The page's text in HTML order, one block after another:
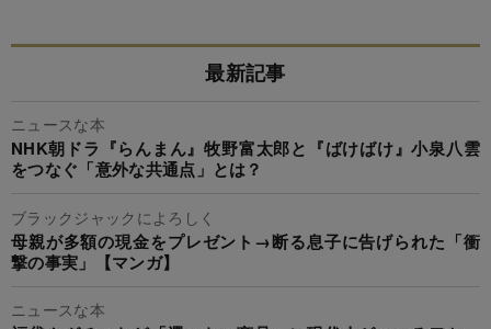
最新記事
ニュースな本
NHK朝ドラ『らんまん』牧野富太郎と『ばけばけ』小泉八雲
をつなぐ「意外な共通点」とは？
ブラックジャックによろしく
母親が多額の現金をプレゼント→断る息子に告げられた「衝
撃の事実」【マンガ】
ニュースな本